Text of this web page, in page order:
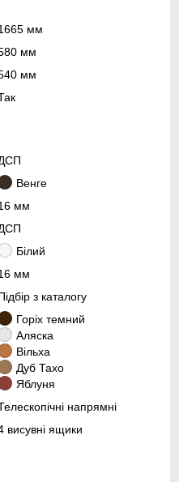
мм
мм
мм
Венге
мм
Білий
мм
з каталогу
Горіх темний
Аляска
Вільха
Дуб Тахо
Яблуня
напрямні
висувні ящики